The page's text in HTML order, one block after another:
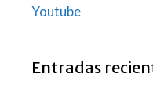
Youtube
Entradas